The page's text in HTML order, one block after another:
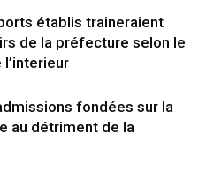
établis traineraient
de la préfecture selon le
fondées sur la
au détriment de la